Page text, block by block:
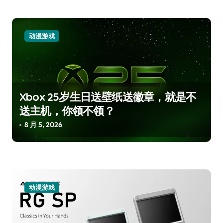
动漫游戏
Xbox 25岁生日送壁纸送徽章，就是不
送主机，你领不领？
8 月 5, 2026
动漫游戏